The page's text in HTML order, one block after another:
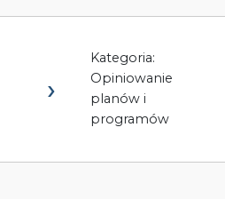
Kategoria:
Opiniowanie
planów i
programów